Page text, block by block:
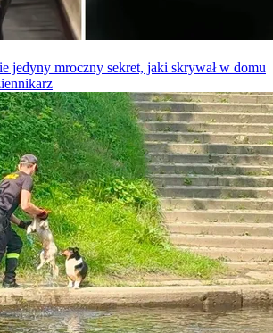
jedyny mroczny sekret, jaki skrywał w domu